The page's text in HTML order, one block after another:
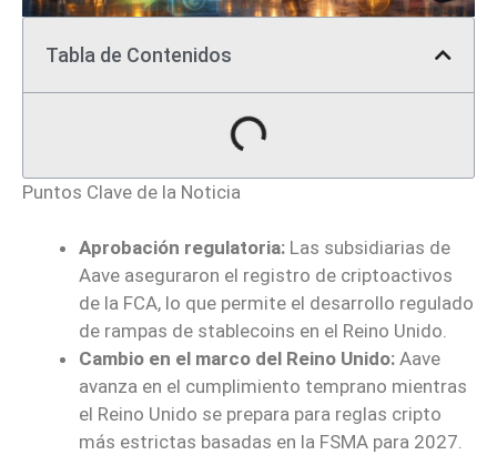
Tabla de Contenidos
Puntos Clave de la Noticia
Aprobación regulatoria: Las subsidiarias de
Aave aseguraron el registro de criptoactivos
de la FCA, lo que permite el desarrollo regulado
de rampas de stablecoins en el Reino Unido.
Cambio en el marco del Reino Unido: Aave
avanza en el cumplimiento temprano mientras
el Reino Unido se prepara para reglas cripto
más estrictas basadas en la FSMA para 2027.